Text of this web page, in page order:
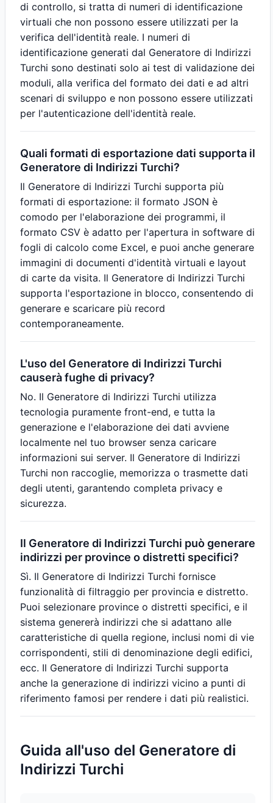
di controllo, si tratta di numeri di identificazione
virtuali che non possono essere utilizzati per la
verifica dell'identità reale. I numeri di
identificazione generati dal Generatore di Indirizzi
Turchi sono destinati solo ai test di validazione dei
moduli, alla verifica del formato dei dati e ad altri
scenari di sviluppo e non possono essere utilizzati
per l'autenticazione dell'identità reale.
Quali formati di esportazione dati supporta il
Generatore di Indirizzi Turchi?
Il Generatore di Indirizzi Turchi supporta più
formati di esportazione: il formato JSON è
comodo per l'elaborazione dei programmi, il
formato CSV è adatto per l'apertura in software di
fogli di calcolo come Excel, e puoi anche generare
immagini di documenti d'identità virtuali e layout
di carte da visita. Il Generatore di Indirizzi Turchi
supporta l'esportazione in blocco, consentendo di
generare e scaricare più record
contemporaneamente.
L'uso del Generatore di Indirizzi Turchi
causerà fughe di privacy?
No. Il Generatore di Indirizzi Turchi utilizza
tecnologia puramente front-end, e tutta la
generazione e l'elaborazione dei dati avviene
localmente nel tuo browser senza caricare
informazioni sui server. Il Generatore di Indirizzi
Turchi non raccoglie, memorizza o trasmette dati
degli utenti, garantendo completa privacy e
sicurezza.
Il Generatore di Indirizzi Turchi può generare
indirizzi per province o distretti specifici?
Sì. Il Generatore di Indirizzi Turchi fornisce
funzionalità di filtraggio per provincia e distretto.
Puoi selezionare province o distretti specifici, e il
sistema genererà indirizzi che si adattano alle
caratteristiche di quella regione, inclusi nomi di vie
corrispondenti, stili di denominazione degli edifici,
ecc. Il Generatore di Indirizzi Turchi supporta
anche la generazione di indirizzi vicino a punti di
riferimento famosi per rendere i dati più realistici.
Guida all'uso del Generatore di
Indirizzi Turchi